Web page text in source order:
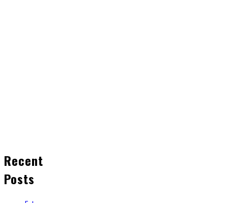
Recent
Posts